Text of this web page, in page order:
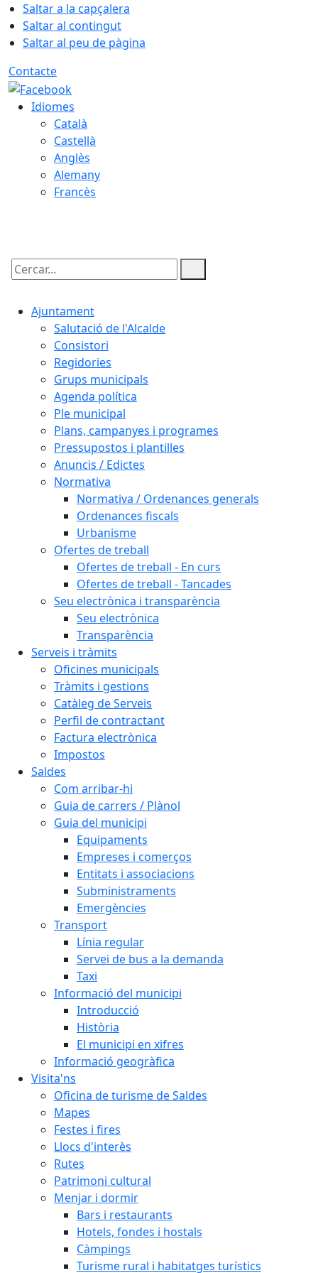
Saltar a la capçalera
Saltar al contingut
Saltar al peu de pàgina
Contacte
Idiomes
Català
Castellà
Anglès
Alemany
Francès
Cercar:
Ajuntament
Salutació de l'Alcalde
Consistori
Regidories
Grups municipals
Agenda política
Ple municipal
Plans, campanyes i programes
Pressupostos i plantilles
Anuncis / Edictes
Normativa
Normativa / Ordenances generals
Ordenances fiscals
Urbanisme
Ofertes de treball
Ofertes de treball - En curs
Ofertes de treball - Tancades
Seu electrònica i transparència
Seu electrònica
Transparència
Serveis i tràmits
Oficines municipals
Tràmits i gestions
Catàleg de Serveis
Perfil de contractant
Factura electrònica
Impostos
Saldes
Com arribar-hi
Guia de carrers / Plànol
Guia del municipi
Equipaments
Empreses i comerços
Entitats i associacions
Subministraments
Emergències
Transport
Línia regular
Servei de bus a la demanda
Taxi
Informació del municipi
Introducció
Història
El municipi en xifres
Informació geogràfica
Visita'ns
Oficina de turisme de Saldes
Mapes
Festes i fires
Llocs d'interès
Rutes
Patrimoni cultural
Menjar i dormir
Bars i restaurants
Hotels, fondes i hostals
Càmpings
Turisme rural i habitatges turístics